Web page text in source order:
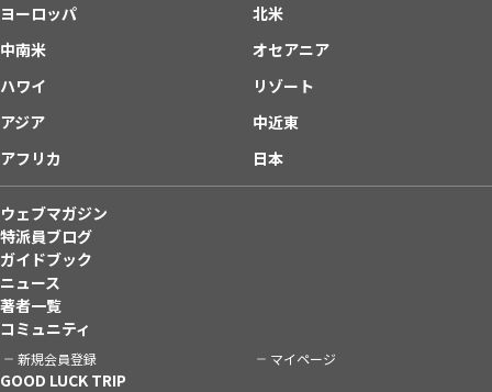
ヨーロッパ
北米
中南米
オセアニア
ハワイ
リゾート
アジア
中近東
アフリカ
日本
ウェブマガジン
特派員ブログ
ガイドブック
ニュース
著者一覧
コミュニティ
新規会員登録 マイページ
GOOD LUCK TRIP